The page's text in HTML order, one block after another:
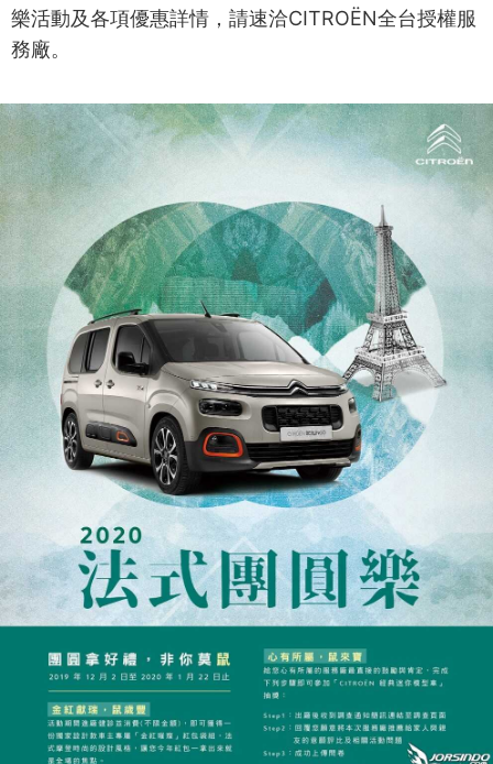
樂活動及各項優惠詳情，請速洽CITROËN全台授權服
務廠。